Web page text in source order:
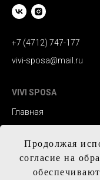
Продолжая
согласие на
+7 (4712) 747-177
vivi-sposa@mail.ru
VIVI SPOSA
Главная
Контакты